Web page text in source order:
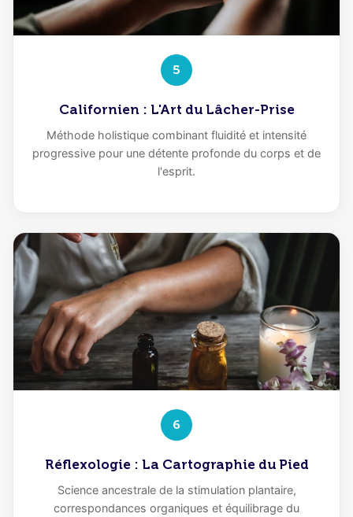
5
Californien : L'Art du Lâcher-Prise
Méthode holistique combinant fluidité et intensité
progressive pour une détente profonde du corps et de
l'esprit.
6
Réflexologie : La Cartographie du Pied
Science ancestrale de la stimulation plantaire,
correspondances organiques et équilibrage du